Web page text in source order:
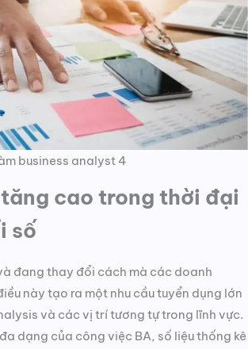
business analyst 4
tăng cao trong thời đại
số
đang thay đổi cách mà các doanh
này tạo ra một nhu cầu tuyển dụng lớn
và các vị trí tương tự trong lĩnh vực.
dạng của công việc BA, số liệu thống kê